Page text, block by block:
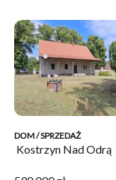
DOM / SPRZEDAŻ
Kostrzyn Nad Odrą